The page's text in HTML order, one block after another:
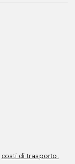
costi di trasporto.